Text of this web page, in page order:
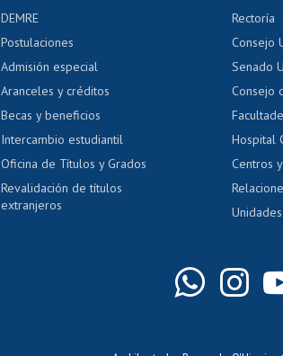
Servicio médico y dental
Pago de arancel y crédito alumnos
Pago de arancel y crédito exalumnos
Certificado de títulos y grados
DEMRE
Postulaciones
Admisión especial
Aranceles y créditos
Becas y beneficios
Intercambio estudiantil
Oficina de Títulos y Grados
Revalidación de títulos
extranjeros
Rectoría
Consejo
Senado
Consejo
Hospital
Centros